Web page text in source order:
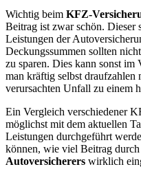
Wichtig beim KFZ-
Beitrag ist zwar schön. Dieser
Leistungen der
Deckungssummen sollten nicht
zu sparen. Dies kann sonst im
man kräftig selbst draufzahlen
verursachten Unfall zu einem
Ein Vergleich verschiedener
möglichst mit dem aktuellen
Leistungen durchgeführt
können, wie viel Beitrag durch
Autoversicherers wirklich